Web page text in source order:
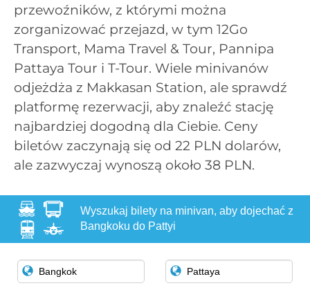
przewoźników, z którymi można
zorganizować przejazd, w tym 12Go
Transport, Mama Travel & Tour, Pannipa
Pattaya Tour i T-Tour. Wiele minivanów
odjeżdża z Makkasan Station, ale sprawdź
platformę rezerwacji, aby znaleźć stację
najbardziej dogodną dla Ciebie. Ceny
biletów zaczynają się od 22 PLN dolarów,
ale zazwyczaj wynoszą około 38 PLN.
Wyszukaj bilety na minivan, aby dojechać z
Bangkoku do Pattyi